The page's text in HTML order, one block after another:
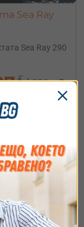
Sea Ray
Sea Ray 290
€/520 лв.